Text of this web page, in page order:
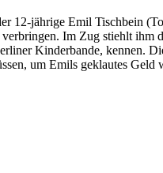
jährige Emil Tischbein
Im Zug stiehlt ihm
Kinderbande, kennen.
um Emils geklautes Geld